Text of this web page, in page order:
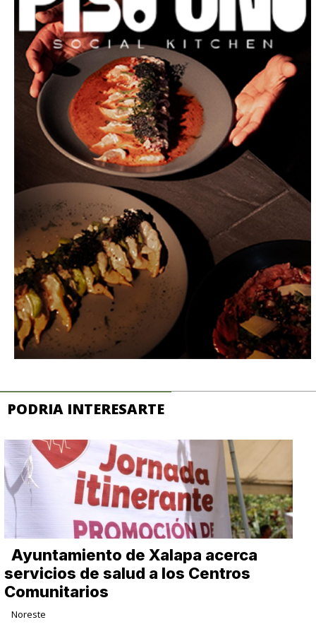
PODRIA INTERESARTE
Ayuntamiento de Xalapa acerca
servicios de salud a los Centros
Comunitarios
Noreste